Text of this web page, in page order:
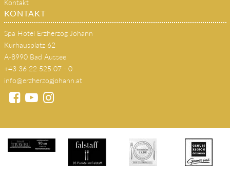
Kontakt
KONTAKT
Spa Hotel Erzherzog Johann
Kurhausplatz 62
A-8990 Bad Aussee
+43 36 22 525 07 - 0
info@erzherzogjohann.at